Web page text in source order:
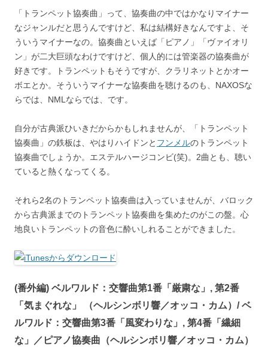
「トランペット協奏曲」って、協奏曲の中ではかなりマイナー
なジャンルだと思うんですけど、私は結構好きなんですよ、そ
ういうマイナーなの。協奏曲といえば「ピアノ」「ヴァイオリ
ン」が二大巨頭なわけですけど、個人的には管楽器の協奏曲が
好きです。トランペットもそうですが、クラリネットとかオー
ボエとか。そういうマイナーな協奏曲を聴けるのも、NAXOSな
らでは、NMLならでは、です。
自分が古典派ひいきだからかもしれませんが、「トランペット
協奏曲」の鉄板は、やはりハイドンと フンメルのトランペット
協奏曲でしょうか。エステルハージコンビ(笑)。2曲とも、聴い
ていると熱くなってくる。
それら2名のトランペット協奏曲は入っていませんが、バロック
から古典派までのトランペット協奏曲を集めたのがこの盤。心
地良いトランペットの音色に酔いしれることができました。
(番外編) ベルワルド：交響曲第1番「厳粛な」, 第2番
「気まぐれな」 （ヘルシンボリ響／オッコ・カム）/ ベ
ルワルド：交響曲第3番「風変わりな」, 第4番「繊細
な」／ピアノ協奏曲（ヘルシンボリ響／オッコ・カム）